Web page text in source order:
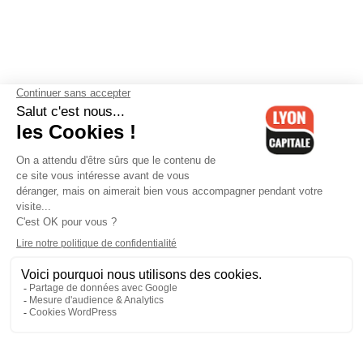
Contactez-nous-Mentions légales-CGV-Politique de
confidentialité-Gestion des cookies